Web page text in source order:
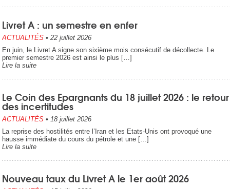
Livret A : un semestre en enfer
ACTUALITÉS • 22 juillet 2026
En juin, le Livret A signe son sixième mois consécutif de décollecte. Le
premier semestre 2026 est ainsi le plus […]
Lire la suite
Le Coin des Epargnants du 18 juillet 2026 : le retour
des incertitudes
ACTUALITÉS • 18 juillet 2026
La reprise des hostilités entre l’Iran et les Etats-Unis ont provoqué une
hausse immédiate du cours du pétrole et une […]
Lire la suite
Nouveau taux du Livret A le 1er août 2026